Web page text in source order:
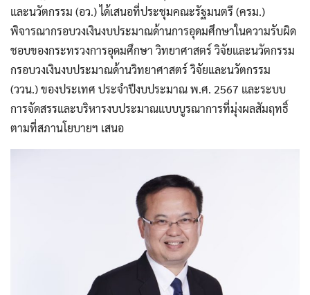
และนวัตกรรม (อว.) ได้เสนอที่ประชุมคณะรัฐมนตรี (ครม.)
พิจารณากรอบวงเงินงบประมาณด้านการอุดมศึกษาในความรับผิด
ชอบของกระทรวงการอุดมศึกษา วิทยาศาสตร์ วิจัยและนวัตกรรม
กรอบวงเงินงบประมาณด้านวิทยาศาสตร์ วิจัยและนวัตกรรม
(ววน.) ของประเทศ ประจำปีงบประมาณ พ.ศ. 2567 และระบบ
การจัดสรรและบริหารงบประมาณแบบบูรณาการที่มุ่งผลสัมฤทธิ์
ตามที่สภานโยบายฯ เสนอ